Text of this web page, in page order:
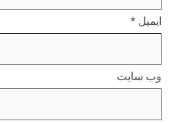
ایمیل *
وب‌ سایت